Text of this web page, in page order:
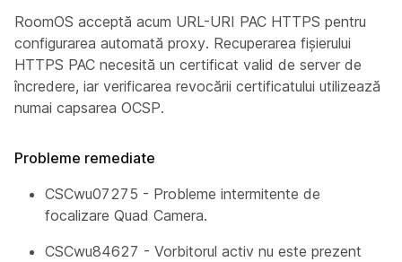
RoomOS acceptă acum URL-URI PAC HTTPS pentru
configurarea automată proxy. Recuperarea fișierului
HTTPS PAC necesită un certificat valid de server de
încredere, iar verificarea revocării certificatului utilizează
numai capsarea OCSP.
Probleme remediate
CSCwu07275 - Probleme intermitente de
focalizare Quad Camera.
CSCwu84627 - Vorbitorul activ nu este prezent